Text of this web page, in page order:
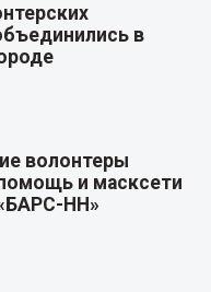
в
волонтеры
и масксети
НН»